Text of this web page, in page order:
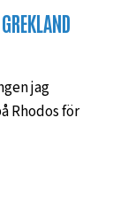
jag
Rhodos för